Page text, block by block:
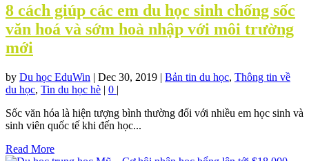
8 cách giúp các em du học sinh chống sốc
văn hoá và sớm hoà nhập với môi trường
mới
by Du học EduWin | Dec 30, 2019 | Bản tin du học, Thông tin về
du học, Tin du học hè | 0 |
Sốc văn hóa là hiện tượng bình thường đối với nhiều em học sinh và
sinh viên quốc tế khi đến học...
Read More